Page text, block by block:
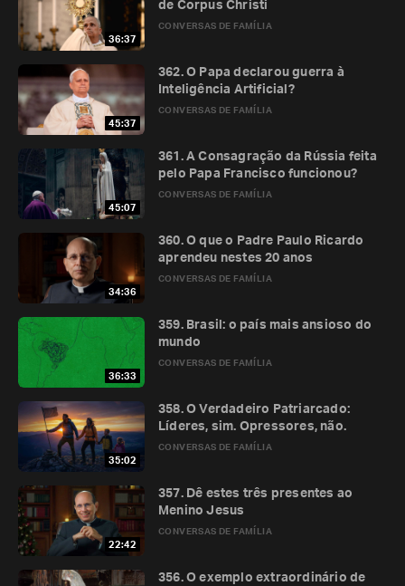
36:37
CONVERSAS DE FAMÍLIA
de Corpus Christi
45:37
CONVERSAS DE FAMÍLIA
362. O Papa declarou guerra à
Inteligência Artificial?
45:07
CONVERSAS DE FAMÍLIA
361. A Consagração da Rússia feita
pelo Papa Francisco funcionou?
34:36
CONVERSAS DE FAMÍLIA
360. O que o Padre Paulo Ricardo
aprendeu nestes 20 anos
36:33
CONVERSAS DE FAMÍLIA
359. Brasil: o país mais ansioso do
mundo
35:02
CONVERSAS DE FAMÍLIA
358. O Verdadeiro Patriarcado:
Líderes, sim. Opressores, não.
22:42
CONVERSAS DE FAMÍLIA
357. Dê estes três presentes ao
Menino Jesus
356. O exemplo extraordinário de